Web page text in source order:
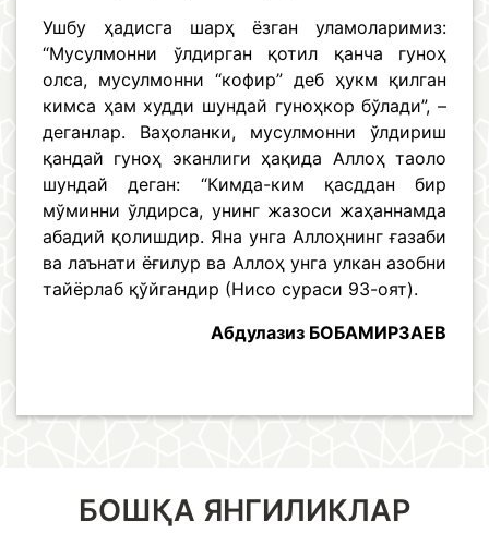
Ушбу ҳадисга шарҳ ёзган уламоларимиз:
“Мусулмонни ўлдирган қотил қанча гуноҳ
олса, мусулмонни “кофир” деб ҳукм қилган
кимса ҳам худди шундай гуноҳкор бўлади”, –
деганлар. Ваҳоланки, мусулмонни ўлдириш
қандай гуноҳ эканлиги ҳақида Аллоҳ таоло
шундай деган: “Кимда-ким қасддан бир
мўминни ўлдирса, унинг жазоси жаҳаннамда
абадий қолишдир. Яна унга Аллоҳнинг ғазаби
ва лаънати ёғилур ва Аллоҳ унга улкан азобни
тайёрлаб қўйгандир (Нисо сураси 93-оят).
Абдулазиз БОБАМИРЗАЕВ
БОШҚА ЯНГИЛИКЛАР